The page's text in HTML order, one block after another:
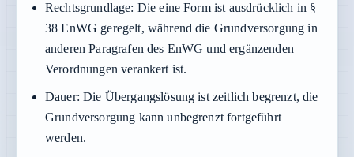
Rechtsgrundlage: Die eine Form ist ausdrücklich in §
38 EnWG geregelt, während die Grundversorgung in
anderen Paragrafen des EnWG und ergänzenden
Verordnungen verankert ist.
Dauer: Die Übergangslösung ist zeitlich begrenzt, die
Grundversorgung kann unbegrenzt fortgeführt
werden.